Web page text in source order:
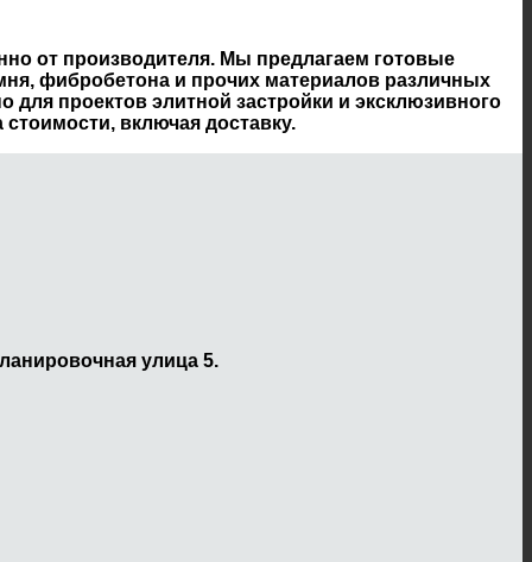
от производителя. Мы предлагаем готовые
фибробетона и прочих материалов различных
проектов элитной застройки и эксклюзивного
включая доставку.
улица 5.